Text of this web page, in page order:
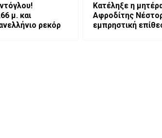
μ. και
ρεκόρ
Κατέληξε η
Αφροδίτης
εμπρηστική